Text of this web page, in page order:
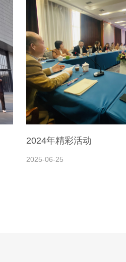
2024年精彩活动
2025-06-25